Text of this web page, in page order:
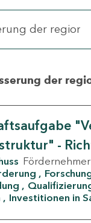
der
-
Investitionen in